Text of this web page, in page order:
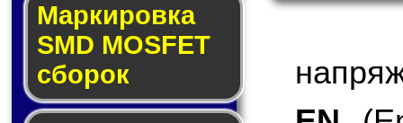
Мар­ки­ров­ка
SMD MOSFET
сбо­рок